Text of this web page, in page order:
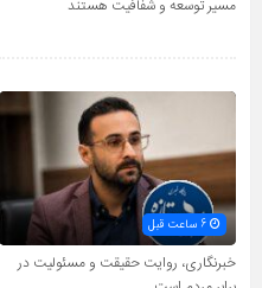
مسیر توسعه و شفافیت هستند
6 ساعت قبل
خبرنگاری، روایت حقیقت و مسئولیت‌ در